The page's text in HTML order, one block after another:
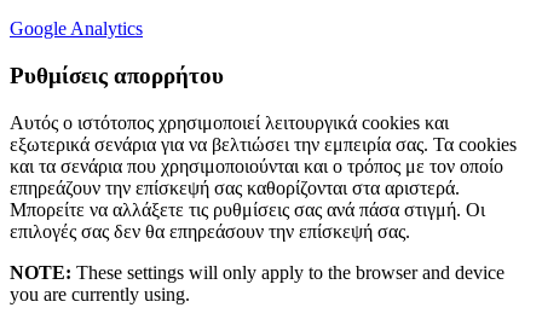
Google Analytics
Ρυθμίσεις απορρήτου
Αυτός ο ιστότοπος χρησιμοποιεί λειτουργικά cookies και
εξωτερικά σενάρια για να βελτιώσει την εμπειρία σας. Τα cookies
και τα σενάρια που χρησιμοποιούνται και ο τρόπος με τον οποίο
επηρεάζουν την επίσκεψή σας καθορίζονται στα αριστερά.
Μπορείτε να αλλάξετε τις ρυθμίσεις σας ανά πάσα στιγμή. Οι
επιλογές σας δεν θα επηρεάσουν την επίσκεψή σας.
NOTE: These settings will only apply to the browser and device
you are currently using.